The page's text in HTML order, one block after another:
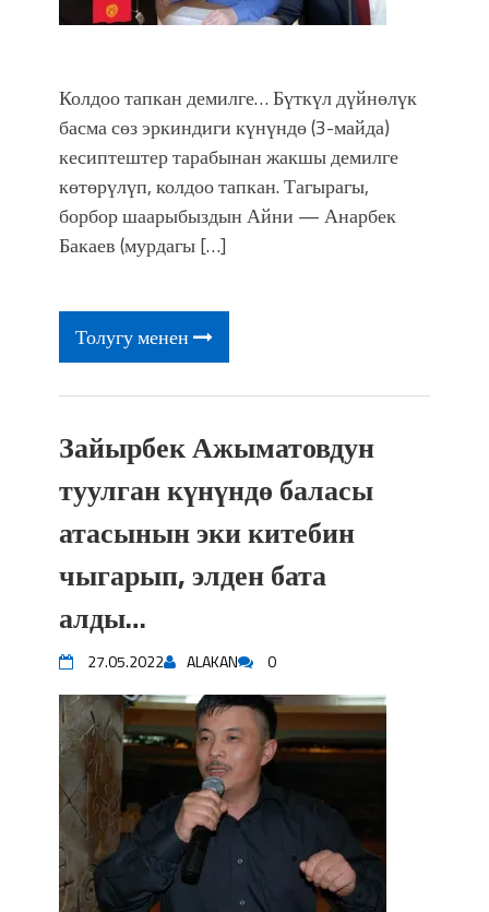
Колдоо тапкан демилге… Бүткүл дүйнөлүк
басма сөз эркиндиги күнүндө (3-майда)
кесиптештер тарабынан жакшы демилге
көтөрүлүп, колдоо тапкан. Тагырагы,
борбор шаарыбыздын Айни — Анарбек
Бакаев (мурдагы […]
Толугу менен
Зайырбек Ажыматовдун
туулган күнүндө баласы
атасынын эки китебин
чыгарып, элден бата
алды…
27.05.2022 ALAKAN 0